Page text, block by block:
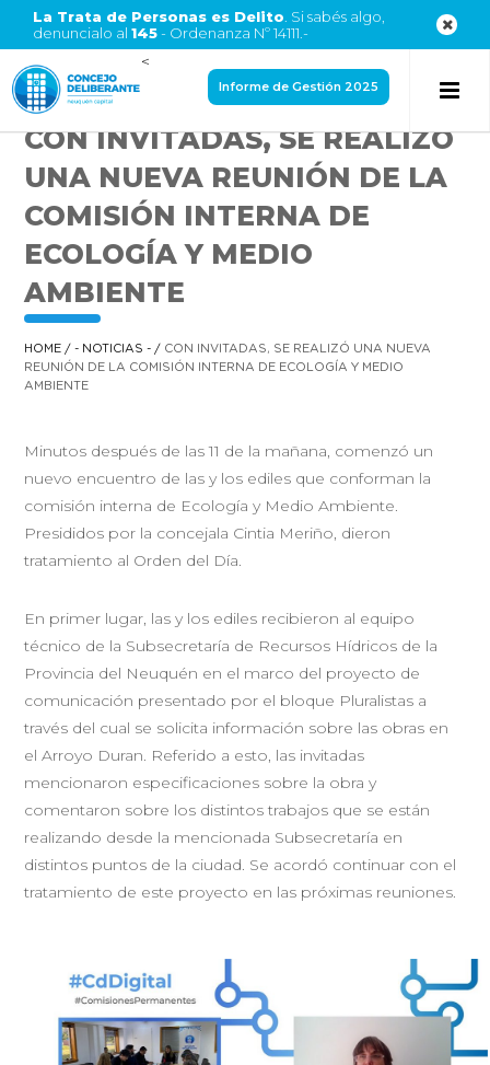
La Trata de Personas es Delito . Si sabés algo,
denuncialo al 145- Ordenanza Nº 14111.-
<
Informe de Gestión 2025
CON INVITADAS, SE REALIZÓ
UNA NUEVA REUNIÓN DE LA
COMISIÓN INTERNA DE
ECOLOGÍA Y MEDIO
AMBIENTE
HOME /- NOTICIAS - / CON INVITADAS, SE REALIZÓ UNA NUEVA
REUNIÓN DE LA COMISIÓN INTERNA DE ECOLOGÍA Y MEDIO
AMBIENTE
Minutos después de las 11 de la mañana, comenzó un
nuevo encuentro de las y los ediles que conforman la
comisión interna de Ecología y Medio Ambiente.
Presididos por la concejala Cintia Meriño, dieron
tratamiento al Orden del Día.
En primer lugar, las y los ediles recibieron al equipo
técnico de la Subsecretaría de Recursos Hídricos de la
Provincia del Neuquén en el marco del proyecto de
comunicación presentado por el bloque Pluralistas a
través del cual se solicita información sobre las obras en
el Arroyo Duran. Referido a esto, las invitadas
mencionaron especificaciones sobre la obra y
comentaron sobre los distintos trabajos que se están
realizando desde la mencionada Subsecretaría en
distintos puntos de la ciudad. Se acordó continuar con el
tratamiento de este proyecto en las próximas reuniones.